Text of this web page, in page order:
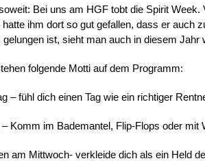
Bei uns am HGF tobt die Spirit
hatte ihm dort so gut gefallen, dass er auch
ist, sieht man auch in diesem Jahr
folgende Motti auf dem Programm:
– fühl dich einen Tag wie ein richtiger
Komm im Bademantel, Flip-Flops oder
am Mittwoch- verkleide dich als ein Held